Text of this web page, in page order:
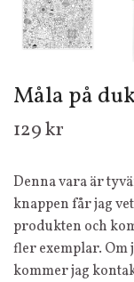
Måla på
129 kr
Denna vara är
knappen får jag
produkten och
fler exemplar. Om
kommer jag